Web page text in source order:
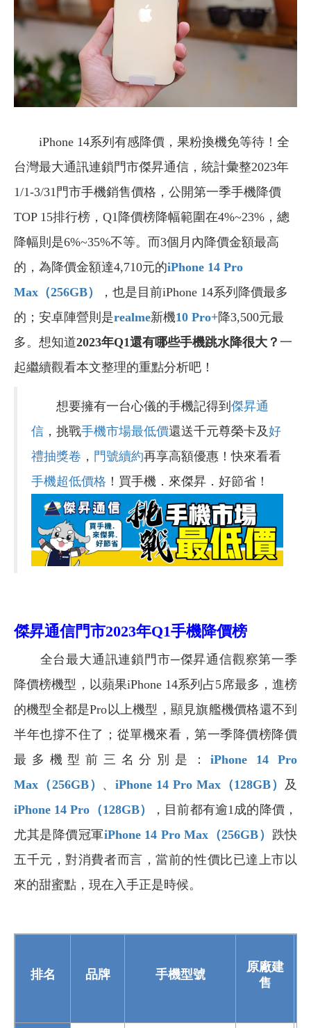
iPhone 14系列有感降價，果粉換機免等待！全
台灣最大通訊連鎖門市傑昇通信，統計彙整2023年
1/1-3/31門市手機銷售價格，公開第一季手機降價
TOP 15排行榜，Q1降價榜降幅範圍在4%~23%，總
降幅則是6%~35%不等。而3個月內降價金額最高
的，為降價金額達4,710元的iPhone 14 Pro
Max （256GB）
，也是目前iPhone 14系列降價最多
的；安卓陣營則是realme新機10 Pro+降3,500元最
多。想知道2023年Q1還有哪些手機跳水降很大？ 一
起繼續觀看本文整理的重點分析吧！
想要擁有一台心儀的手機記得到 傑昇通
信 ，挑戰手機市場最低價還送千元尊榮卡及好
禮抽獎卷 ， 門號續約再享高額優惠！快來看看
手機超低價格 ！買手機．來傑昇．好節省！
傑昇通信門市2023年Q1手機降價榜
全台最大通訊連鎖門市─傑昇通信觀察第一季
降價榜機型，以蘋果iPhone 14系列占5席最多，進榜
的機型全都是Pro以上機型，顯見旗艦機價格還不到
半年也撐不住了；從單機來看，第一季降價榜降價
最多機型前三名分別是：iPhone 14 Pro
Max （256GB） 、iPhone 14 Pro Max（128GB） 及
iPhone 14 Pro （128GB）
，目前都有逾1成的降價，
尤其是降價冠軍iPhone 14 Pro Max （256GB） 跌快
五千元，對消費者而言，當前的性價比已達上市以
來的甜蜜點，現在入手正是時候。
排名 品牌 手機型號
原廠建
售